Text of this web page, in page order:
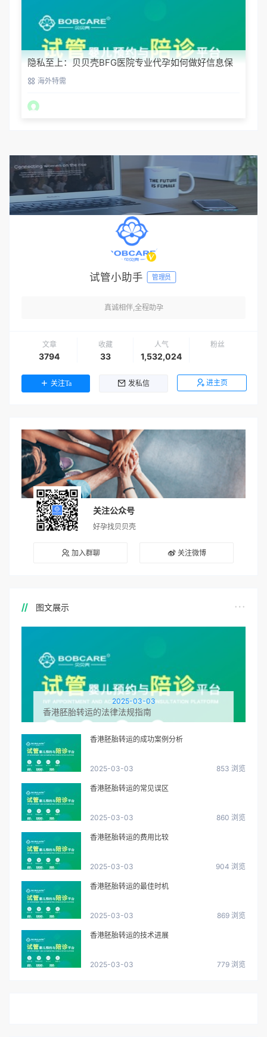
隐私至上：贝贝壳BFG医院专业代孕如何做好信息保
密？海外特需
试管小助手 管理员
真诚相伴,全程助孕
文章
3794
收藏
33
人气
1,532,024
粉丝
关注Ta 发私信 进主页
关注公众号
好孕找贝贝壳
加入群聊 关注微博
图文展示
2025-03-03
香港胚胎转运的法律法规指南
香港胚胎转运的成功案例分析
2025-03-03 853 浏览
香港胚胎转运的常见误区
2025-03-03 860 浏览
香港胚胎转运的费用比较
2025-03-03 904 浏览
香港胚胎转运的最佳时机
2025-03-03 869 浏览
香港胚胎转运的技术进展
2025-03-03 779 浏览